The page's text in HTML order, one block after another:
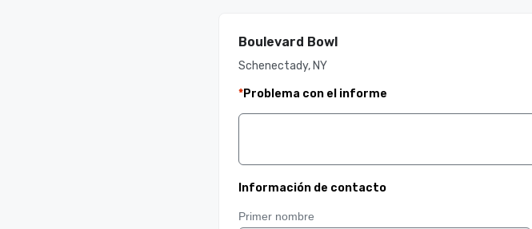
Boulevard Bowl
Schenectady, NY
*Problema con el informe
Información de contacto
Primer nombre